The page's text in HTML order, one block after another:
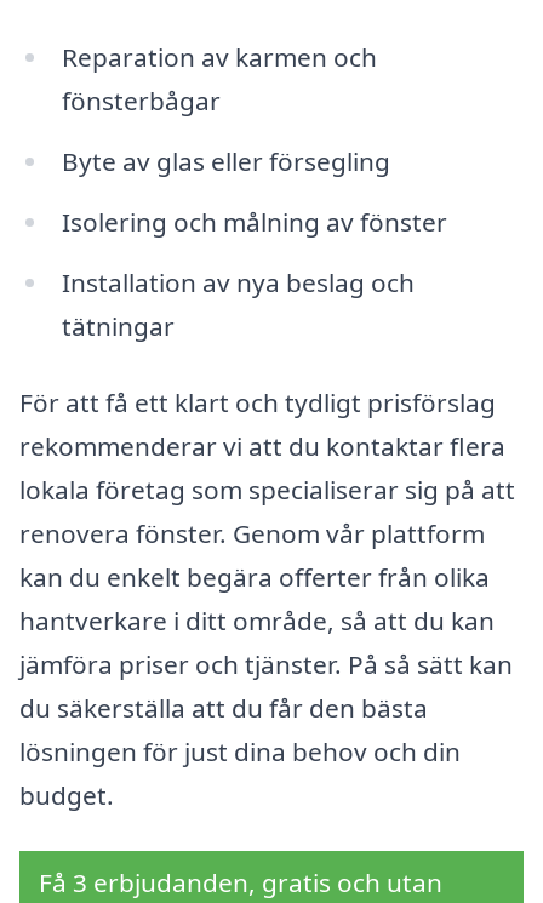
Reparation av karmen och
fönsterbågar
Byte av glas eller försegling
Isolering och målning av fönster
Installation av nya beslag och
tätningar
För att få ett klart och tydligt prisförslag
rekommenderar vi att du kontaktar flera
lokala företag som specialiserar sig på att
renovera fönster. Genom vår plattform
kan du enkelt begära offerter från olika
hantverkare i ditt område, så att du kan
jämföra priser och tjänster. På så sätt kan
du säkerställa att du får den bästa
lösningen för just dina behov och din
budget.
Få 3 erbjudanden, gratis och utan